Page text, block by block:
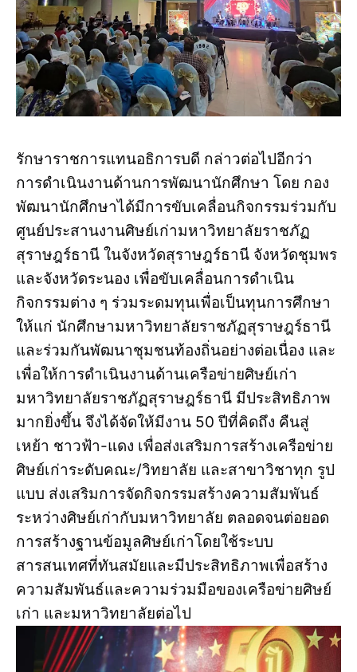
รักษาราชการแทนอธิการบดี กล่าวต่อไปอีกว่า
การดำเนินงานด้านการพัฒนานักศึกษา โดย กอง
พัฒนานักศึกษาได้มีการขับเคลื่อนกิจกรรมร่วมกับ
ศูนย์ประสานงานศิษย์เก่ามหาวิทยาลัยราชภัฏ
สุราษฎร์ธานี ในจังหวัดสุราษฎร์ธานี จังหวัดชุมพร
และจังหวัดระนอง เพื่อขับเคลื่อนการดำเนิน
กิจกรรมต่าง ๆ ร่วมระดมทุนเพื่อเป็นทุนการศึกษา
ให้แก่ นักศึกษามหาวิทยาลัยราชภัฏสุราษฎร์ธานี
และร่วมกันพัฒนาชุมชนท้องถิ่นอย่างต่อเนื่อง และ
เพื่อให้การดำเนินงานด้านเครือข่ายศิษย์เก่า
มหาวิทยาลัยราชภัฏสุราษฎร์ธานี มีประสิทธิภาพ
มากยิ่งขึ้น จึงได้จัดให้มีงาน 50 ปีที่คิดถึง คืนสู่
เหย้า ชาวฟ้า-แดง เพื่อส่งเสริมการสร้างเครือข่าย
ศิษย์เก่าระดับคณะ/วิทยาลัย และสาขาวิชาทุก รูป
แบบ ส่งเสริมการจัดกิจกรรมสร้างความสัมพันธ์
ระหว่างศิษย์เก่ากับมหาวิทยาลัย ตลอดจนต่อยอด
การสร้างฐานข้อมูลศิษย์เก่าโดยใช้ระบบ
สารสนเทศที่ทันสมัยและมีประสิทธิภาพเพื่อสร้าง
ความสัมพันธ์และความร่วมมือของเครือข่ายศิษย์
เก่า และมหาวิทยาลัยต่อไป